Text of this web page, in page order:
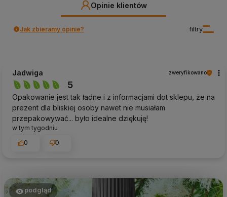
Opinie klientów
filtry
Jak zbieramy opinie?
Jadwiga zweryfikowano
5
Opakowanie jest tak ładne i z informacjami dot sklepu, że na
prezent dla bliskiej osoby nawet nie musiałam
przepakowywać... było idealne dziękuję!
w tym tygodniu
0
0
podgląd